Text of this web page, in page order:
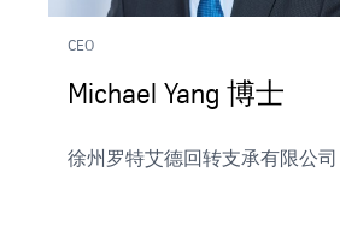
CEO
Michael Yang 博士
徐州罗特艾德回转支承有限公司